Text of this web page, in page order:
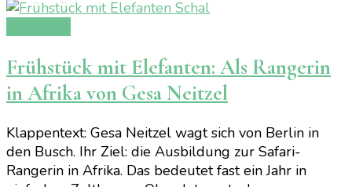
Frühstück mit Elefanten: Als Rangerin
in Afrika von Gesa Neitzel
Klappentext: Gesa Neitzel wagt sich von Berlin in
den Busch. Ihr Ziel: die Ausbildung zur Safari-
Rangerin in Afrika. Das bedeutet fast ein Jahr in